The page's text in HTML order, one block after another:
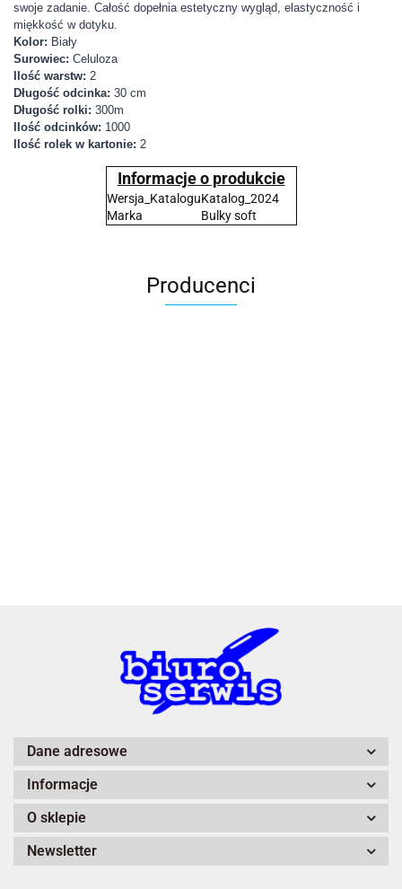
swoje zadanie. Całość dopełnia estetyczny wygląd, elastyczność i
miękkość w dotyku.
Kolor: Biały
Surowiec: Celuloza
Ilość warstw: 2
Długość odcinka: 30 cm
Długość rolki: 300m
Ilość odcinków: 1000
Ilość rolek w kartonie: 2
Informacje o produkcie
Wersja_KataloguKatalog_2024
Marka
Bulky soft
Producenci
A4 Tech
Dane adresowe
Informacje
O sklepie
Newsletter